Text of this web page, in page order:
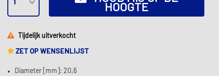
HOOGTE
Tijdelijk uitverkocht
ZET OP WENSENLIJST
Diameter [mm]: 20,6